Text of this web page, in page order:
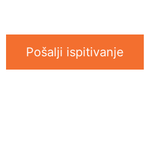
Pošalji ispitivanje